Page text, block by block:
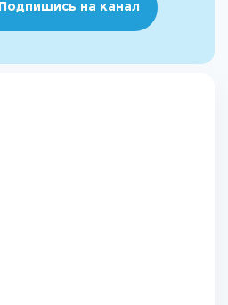
Подпишись на канал